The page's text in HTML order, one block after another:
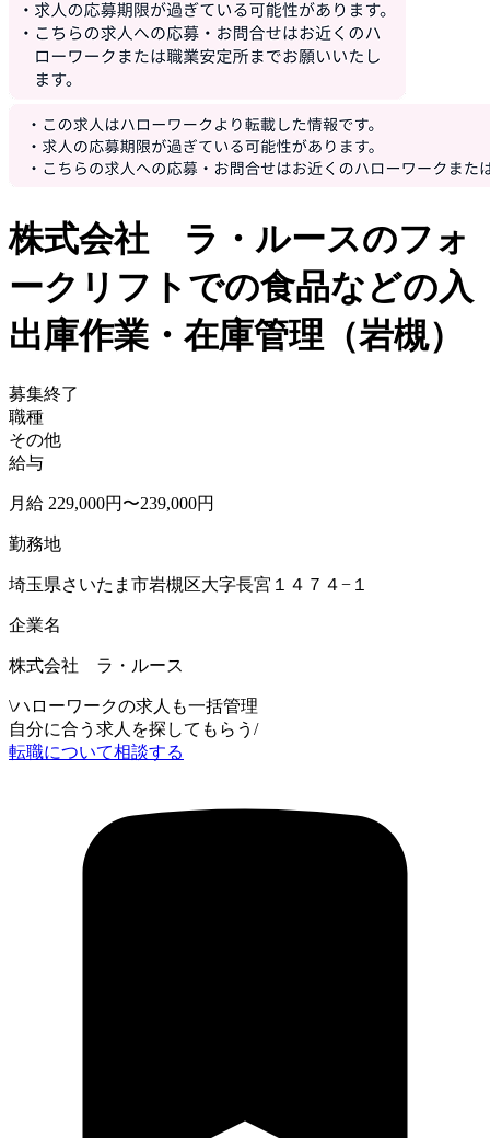
株式会社 ラ・ルースのフォ
ークリフトでの食品などの入
出庫作業・在庫管理（岩槻）
募集終了
職種
その他
給与
月給 229,000円〜239,000円
勤務地
埼玉県さいたま市岩槻区大字長宮１４７４−１
企業名
株式会社 ラ・ルース
\ハローワークの求人も一括管理
自分に合う求人を探してもらう /
転職について相談する